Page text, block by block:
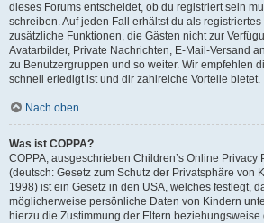
dieses Forums entscheidet, ob du registriert sein
schreiben. Auf jeden Fall erhältst du als
zusätzliche Funktionen, die Gästen nicht zur
Avatarbilder, Private Nachrichten, E-Mail-Versand
zu Benutzergruppen und so weiter. Wir empfehlen
schnell erledigt ist und dir zahlreiche Vorteile bietet.
Nach oben
Was ist COPPA?
COPPA, ausgeschrieben Children’s Online Privacy
(deutsch: Gesetz zum Schutz der Privatsphäre von
1998) ist ein Gesetz in den USA, welches festlegt,
möglicherweise persönliche Daten von Kindern
hierzu die Zustimmung der Eltern beziehungsweise